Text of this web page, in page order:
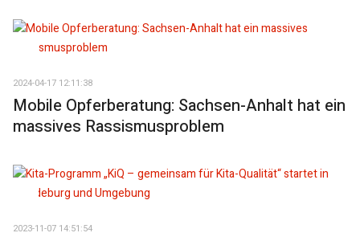
2024-04-17 12:11:38
Mobile Opferberatung: Sachsen-Anhalt hat ein
massives Rassismusproblem
2023-11-07 14:51:54